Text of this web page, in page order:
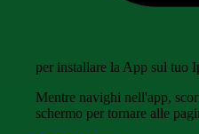
per installare la App sul tuo
Mentre navighi nell'app,
schermo per tornare alle